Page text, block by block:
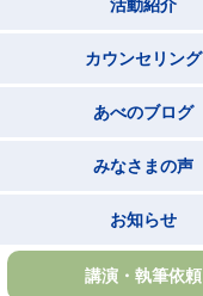
活動紹介
カウンセリング
あべのブログ
みなさまの声
お知らせ
講演・執筆依頼